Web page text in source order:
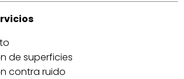
de superficies
contra ruido